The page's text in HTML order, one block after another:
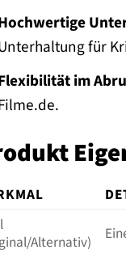
für
im
Alternativ)